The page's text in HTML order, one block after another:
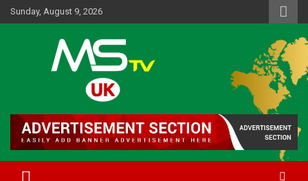
Skip
to
Sunday, August 9, 2026
MSTV UK